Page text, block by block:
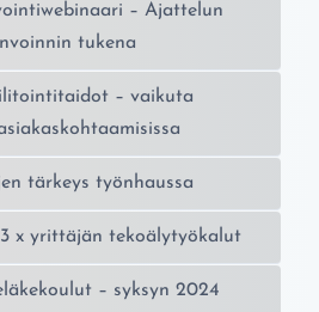
– Ajattelun
tukena
– vaikuta
tärkeys työnhaussa
3 x yrittäjän tekoälytyökalut
– syksyn 2024